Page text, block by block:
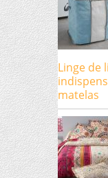
Linge de
matelas